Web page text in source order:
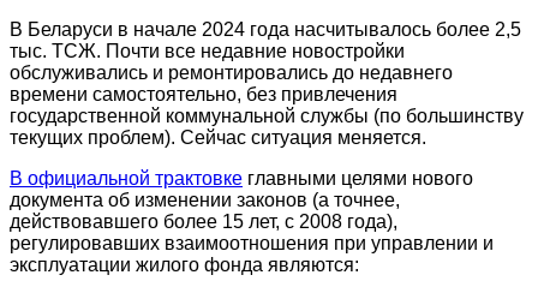
В Беларуси в начале 2024 года насчитывалось более 2,5
тыс. ТСЖ. Почти все недавние новостройки
обслуживались и ремонтировались до недавнего
времени самостоятельно, без привлечения
государственной коммунальной службы (по большинству
текущих проблем). Сейчас ситуация меняется.
В официальной трактовке главными целями нового
документа об изменении законов (а точнее,
действовавшего более 15 лет, с 2008 года),
регулировавших взаимоотношения при управлении и
эксплуатации жилого фонда являются: